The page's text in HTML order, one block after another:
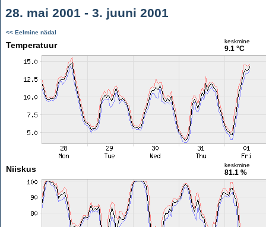
28. mai 2001 - 3. juuni 2001
<< Eelmine nädal
Temperatuur keskmine
9.1 °C
Niiskus keskmine
81.1 %